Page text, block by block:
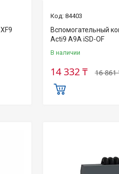
84403
Вспомогательный
Acti9 A9A iSD-OF
В наличии
16 861
14 332 ₸